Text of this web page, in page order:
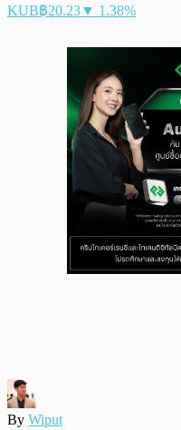
KUB฿20.23▼ 1.38%
By Wiput